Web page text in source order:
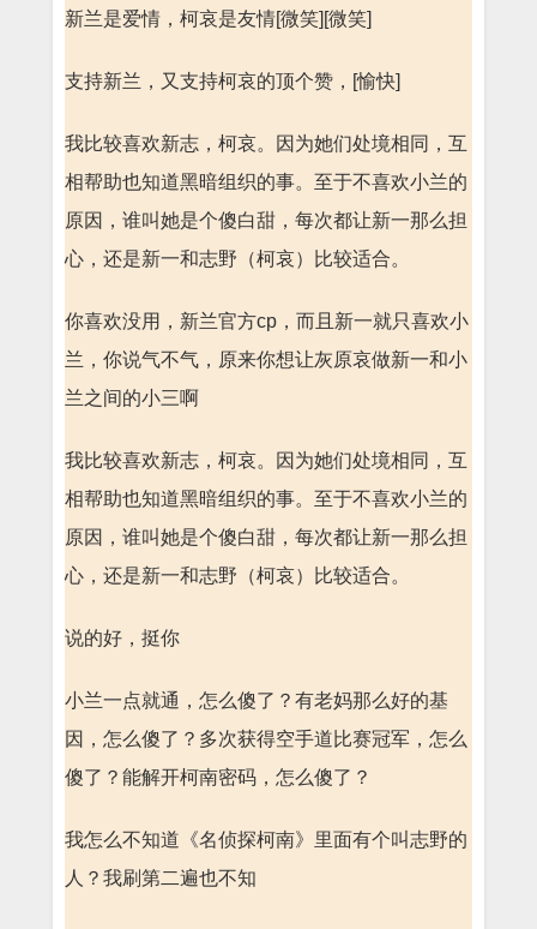
新兰是爱情，柯哀是友情[微笑][微笑]
支持新兰，又支持柯哀的顶个赞，[愉快]
我比较喜欢新志，柯哀。因为她们处境相同，互
相帮助也知道黑暗组织的事。至于不喜欢小兰的
原因，谁叫她是个傻白甜，每次都让新一那么担
心，还是新一和志野（柯哀）比较适合。
你喜欢没用，新兰官方cp，而且新一就只喜欢小
兰，你说气不气，原来你想让灰原哀做新一和小
兰之间的小三啊
我比较喜欢新志，柯哀。因为她们处境相同，互
相帮助也知道黑暗组织的事。至于不喜欢小兰的
原因，谁叫她是个傻白甜，每次都让新一那么担
心，还是新一和志野（柯哀）比较适合。
说的好，挺你
小兰一点就通，怎么傻了？有老妈那么好的基
因，怎么傻了？多次获得空手道比赛冠军，怎么
傻了？能解开柯南密码，怎么傻了？
我怎么不知道《名侦探柯南》里面有个叫志野的
人？我刷第二遍也不知